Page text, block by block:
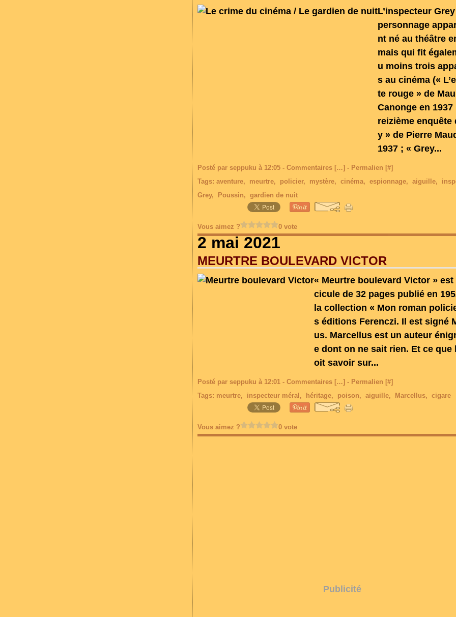
L’inspecteur
personnage
nt né au théâtre
mais qui fit
u moins trois
s au cinéma («
te rouge » de
Canonge en 1937
reizième enquête
y » de Pierre
1937 ; « Grey...
Posté par seppuku à 12:05 - Commentaires […] - Permalien [#]
Tags: aventure, meurtre, policier, mystère, cinéma, espionnage, aiguille,
Grey, Poussin, gardien de nuit
Vous aimez ? 0 vote
2 mai 2021
MEURTRE BOULEVARD VICTOR
« Meurtre boulevard Victor » est
cicule de 32 pages publié en
la collection « Mon roman
s éditions Ferenczi. Il est signé
us. Marcellus est un auteur
e dont on ne sait rien. Et ce que
oit savoir sur...
Posté par seppuku à 12:01 - Commentaires […] - Permalien [#]
Tags: meurtre, inspecteur méral , héritage, poison, aiguille, Marcellus, cigare
Vous aimez ? 0 vote
Publicité